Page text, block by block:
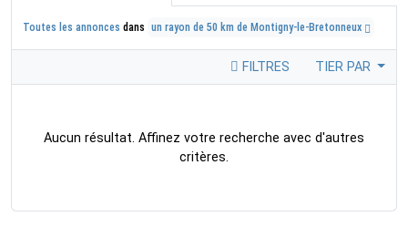
Toutes les annonces dans un rayon de 50 km de Montigny-le-Bretonneux
FILTRES TIER PAR
Aucun résultat. Affinez votre recherche avec d'autres
critères.